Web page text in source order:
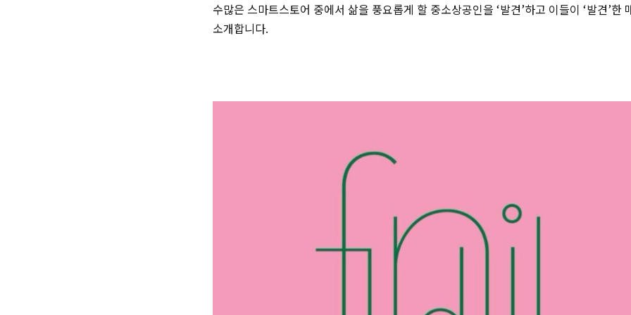
수많은 스마트스토어 중에서 삶을 풍요롭게 할 중소상공인을 ‘발견’하고 이들이 ‘발견’한
소개합니다.